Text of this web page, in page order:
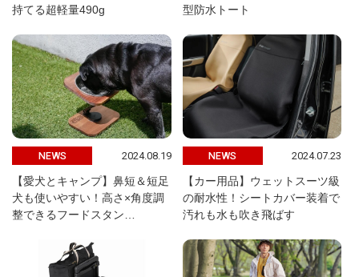
持てる超軽量490g
型防水トート
NEWS 2024.08.19
【愛犬とキャンプ】鼻短＆短足
犬も使いやすい！高さ×角度調
整できるフードスタン…
NEWS 2024.07.23
【カー用品】ウェットスーツ級
の耐水性！シートカバー装着で
汚れも水も吹き飛ばす